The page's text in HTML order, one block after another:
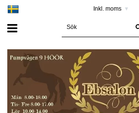
Inkl. moms ▾